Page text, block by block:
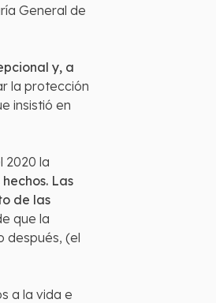
General de
y, a
la protección
insistió en
2020 la
Las
de las
que la
después, (el
a la vida e